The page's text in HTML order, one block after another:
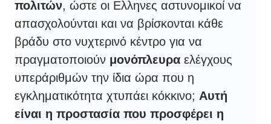
πολιτών, ώστε οι Ελληνες αστυνομικοί να
απασχολούνται και να βρίσκονται κάθε
βράδυ στο νυχτερινό κέντρο για να
πραγματοποιούν μονόπλευρα ελέγχους
υπεράριθμών την ίδια ώρα που η
εγκληματικότητα χτυπάει κόκκινο; Αυτή
είναι η προστασία που προσφέρει η